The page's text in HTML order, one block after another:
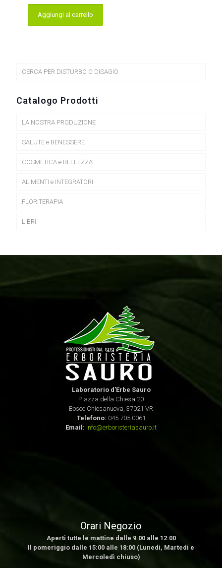
Aggiungi al carrello
CERCA PER DISTURBO O DISAGIO
Catalogo Prodotti
LA NOSTRA PRODUZIONE
SALUTE e BENESSERE
COSMETICA e BELLEZZA
ALIMENTI e INTEGRATORI
FLORITERAPIA
LIBRI
Laboratorio d'Erbe Sauro
Piazza della Chiesa 20
Bosco Chiesanuova, 37021 VR
Telefono: 045 705 0061
Email: info@erboristeriasauro.it
Orari Negozio
Aperti tutte le mattine dalle 9:00 alle 12:00
Il pomeriggio dalle 15:00 alle 18:00 (Lunedì, Martedì e
Mercoledì chiuso)